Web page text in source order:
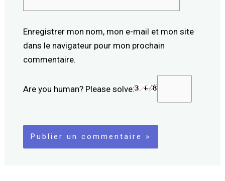
Enregistrer mon nom, mon e-mail et mon site
dans le navigateur pour mon prochain
commentaire.
Are you human? Please solve: